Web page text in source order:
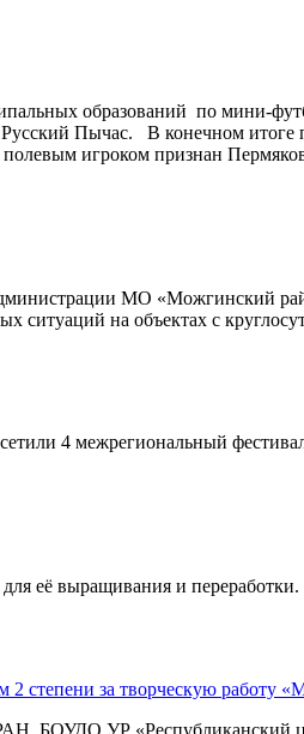
образований по мини-
Пычас. В конечном итоге
игроком признан
МО «Можгинский
ситуаций на объектах с
4 межрегиональный
её выращивания и
степени за творческую работу
БОУДО УР «Республиканский